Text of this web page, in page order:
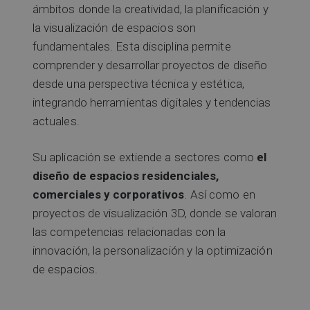
ámbitos donde la creatividad, la planificación y
la visualización de espacios son
fundamentales. Esta disciplina permite
comprender y desarrollar proyectos de diseño
desde una perspectiva técnica y estética,
integrando herramientas digitales y tendencias
actuales.
Su aplicación se extiende a sectores como el
diseño de espacios residenciales,
comerciales y corporativos. Así como en
proyectos de visualización 3D, donde se valoran
las competencias relacionadas con la
innovación, la personalización y la optimización
de espacios.